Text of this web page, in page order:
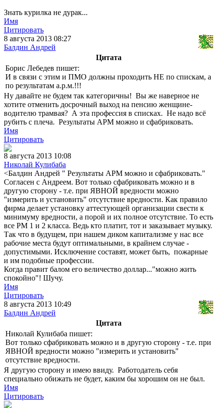
Знать курилка не дурак...
Имя
Цитировать
8 августа 2013 08:27
Балдин Андрей
Цитата
Борис Лебедев пишет:
И в связи с этим и ПМО должны проходить НЕ по спискам, а
по результатам а.р.м.!!!
Ну давайте не будем так категоричны! Вы же наверное не
хотите отменить досрочный выход на пенсию женщине-
водителю трамвая? А эта профессия в списках. Не надо всё
рубить с плеча. Результаты АРМ можно и сфабриковать.
Имя
Цитировать
8 августа 2013 10:08
Николай Кулибаба
<Балдин Андрей " Результаты АРМ можно и сфабриковать."
Согласен с Андреем. Вот только сфабриковать можно и в
другую сторону - т.е. при ЯВНОЙ вредности можно
"измерить и установить" отсутствие вредности. Как правило
фирма делает установку аттестующей организации свести к
минимуму вредности, а порой и их полное отсутствие. То есть
все РМ 1 и 2 класса. Ведь кто платит, тот и заказывает музыку.
Так что в будущем, при нашем диком капитализме у нас все
рабочие места будут оптимальными, в крайнем случае -
допустимыми. Исключение составят, может быть, пожарные
и им подобные профессии.
Когда правит балом его величество доллар..."можно жить
спокойно"! Шучу.
Имя
Цитировать
8 августа 2013 10:49
Балдин Андрей
Цитата
Николай Кулибаба пишет:
Вот только сфабриковать можно и в другую сторону - т.е. при
ЯВНОЙ вредности можно "измерить и установить"
отсутствие вредности.
Я другую сторону и имею ввиду. Работодатель себя
специально обижать не будет, каким бы хорошим он не был.
Имя
Цитировать